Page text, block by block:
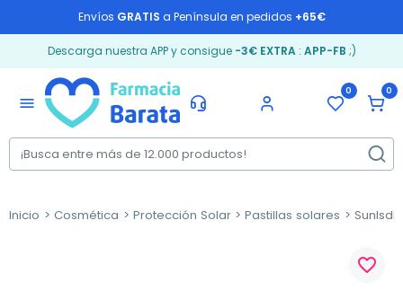
Envíos GRATIS a Península en pedidos +65€
Descarga nuestra APP y consigue -3€ EXTRA: APP-FB ;)
menu
0 0
Inicio Cosmética Protección Solar Pastillas solares
favorite_border